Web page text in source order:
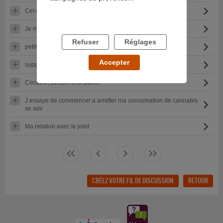
Cet enfer de coc
Je m'en sors pas ...
petite dose de ghb sur une periode quotidienne
suppléments d'infos sur le GHB
Cocaïne, Besoin d'en parler
J essaye de commencer a arretter ma consomation de cannabis
se soir
Ma relation avec le joint
<< < > >>
CRÉEZ VOTRE FIL DE DISCUSSION RETOUR
Refuser Réglages
Accepter